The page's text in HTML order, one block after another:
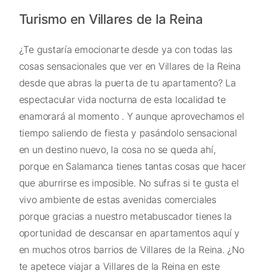
Turismo en Villares de la Reina
¿Te gustaría emocionarte desde ya con todas las
cosas sensacionales que ver en Villares de la Reina
desde que abras la puerta de tu apartamento? La
espectacular vida nocturna de esta localidad te
enamorará al momento . Y aunque aprovechamos el
tiempo saliendo de fiesta y pasándolo sensacional
en un destino nuevo, la cosa no se queda ahí,
porque en Salamanca tienes tantas cosas que hacer
que aburrirse es imposible. No sufras si te gusta el
vivo ambiente de estas avenidas comerciales
porque gracias a nuestro metabuscador tienes la
oportunidad de descansar en apartamentos aquí y
en muchos otros barrios de Villares de la Reina. ¿No
te apetece viajar a Villares de la Reina en este